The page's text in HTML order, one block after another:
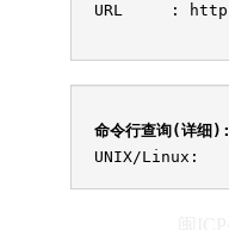
URL	: http://www.cip.cc/216.73.217.162
命令行查询(详细):
UNIX/Linux: